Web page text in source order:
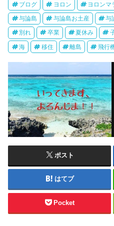
ブログ ヨロン ヨロンマ
与論島 与論島お土産 与
別れ 卒業 夏休み
海 移住 離島 飛行
ポスト
はてブ
Pocket